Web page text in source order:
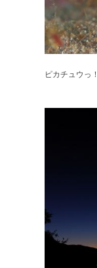
ピカチュウっ！